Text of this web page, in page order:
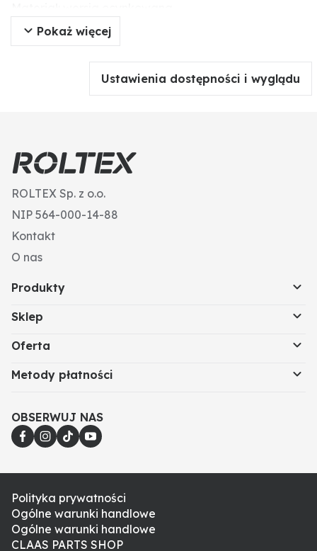
Zakres zacisku (mm): 25,4 - 44,5
Szerokość taśmy (mm): 15,6
Pokaż więcej
Ustawienia dostępności i wyglądu
ROLTEX Sp. z o.o.
NIP 564-000-14-88
Kontakt
O nas
Produkty
Sklep
Oferta
Metody płatności
OBSERWUJ NAS
Polityka prywatności
Ogólne warunki handlowe
Ogólne warunki handlowe
CLAAS PARTS SHOP